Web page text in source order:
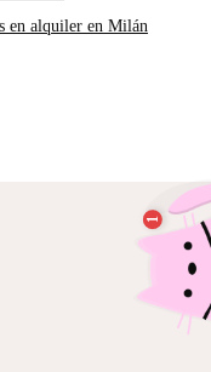
en alquiler en Milán